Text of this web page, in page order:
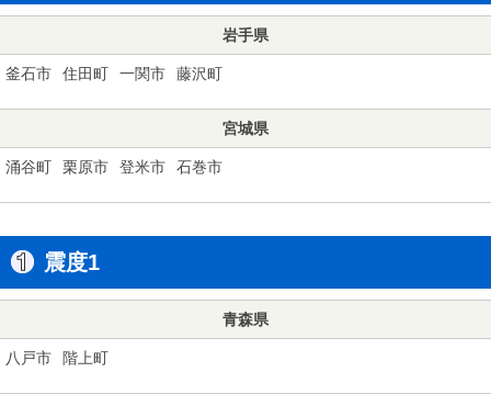
岩手県
釜石市 住田町 一関市 藤沢町
宮城県
涌谷町 栗原市 登米市 石巻市
震度1
青森県
八戸市 階上町